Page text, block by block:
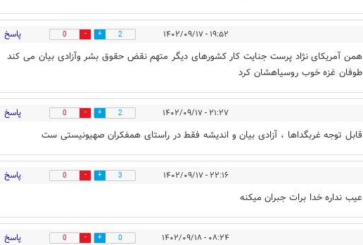
۱۹:۵۲ - ۱۴۰۲/۰۹/۱۷ 2
0 پاسخ
همن آمریکای نژاد پرست جنایت کار کشورهای دیگر متهم نقض حقوق بشر وآزادی بیان می کند
طوفان غزه خوب روسیاهشان کرد
۲۱:۲۷ - ۱۴۰۲/۰۹/۱۷ 2
0 پاسخ
قابل توجه غربگداها ، آزادی بیان و اندیشه فقط در راستای همفکران صهیونیستی ست
۲۲:۱۶ - ۱۴۰۲/۰۹/۱۷ 3
0 پاسخ
عیب نداره خدا برات جبران میکنه
۰۸:۲۴ - ۱۴۰۲/۰۹/۱۸ 0
0 پاسخ